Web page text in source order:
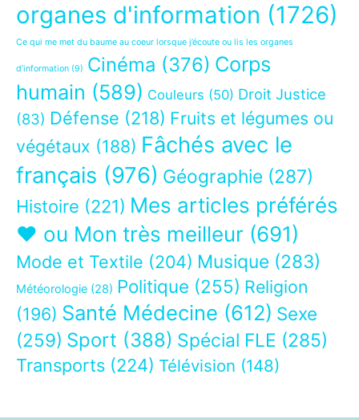
organes d'information (1726)
Ce qui me met du baume au coeur lorsque j’écoute ou lis les organes
d’information (9) Cinéma (376) Corps
humain (589) Couleurs (50) Droit Justice
(83) Défense (218) Fruits et légumes ou
végétaux (188) Fâchés avec le
français (976) Géographie (287)
Histoire (221) Mes articles préférés
❤ ou Mon très meilleur (691)
Mode et Textile (204) Musique (283)
Météorologie (28) Politique (255) Religion
(196) Santé Médecine (612) Sexe
(259) Sport (388) Spécial FLE (285)
Transports (224) Télévision (148)